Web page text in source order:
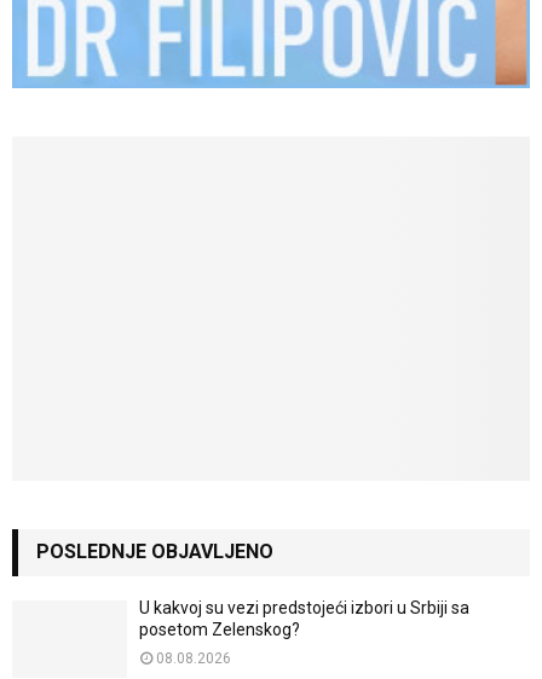
POSLEDNJE OBJAVLJENO
U kakvoj su vezi predstojeći izbori u Srbiji sa
posetom Zelenskog?
08.08.2026